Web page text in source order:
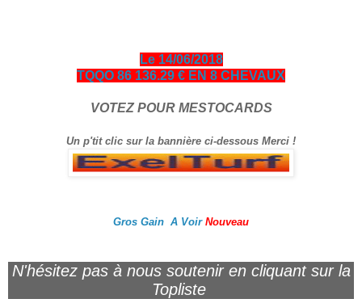
Le 14/06/2018
TQQO 86 136.29 € EN 8 CHEVAUX
VOTEZ POUR MESTOCARDS
Un p'tit clic sur la bannière ci-dessous Merci !
Gros Gain A Voir Nouveau
N'hésitez pas à nous soutenir en cliquant sur la
Topliste